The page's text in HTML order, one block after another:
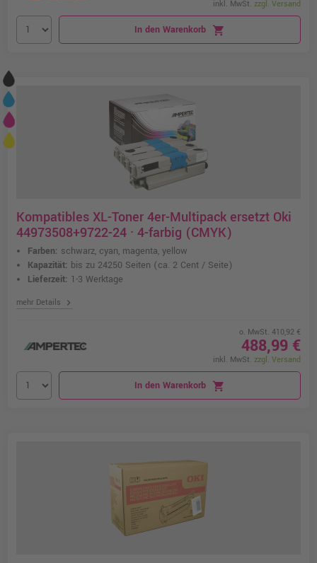
inkl. MwSt. zzgl. Versand
In den Warenkorb shopping_cart
Kompatibles XL-Toner 4er-Multipack ersetzt Oki
44973508+9722-24 · 4-farbig (CMYK)
Farben: schwarz, cyan, magenta, yellow
Kapazität: bis zu 24250 Seiten (ca. 2 Cent / Seite)
Lieferzeit: 1-3 Werktage
mehr Details chevron_right
o. MwSt. 410,92 €
488,99 €
inkl. MwSt. zzgl. Versand
In den Warenkorb shopping_cart